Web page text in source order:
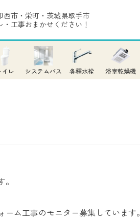
市・栄町・茨城県取手市
工事おまかせください！
イレ システムバス 各種水栓 浴室乾燥機
ム工事のモニター募集しています。